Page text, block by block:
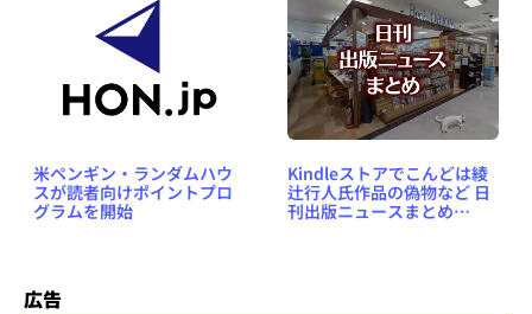
米ペンギン・ランダムハウ
スが読者向けポイントプロ
グラムを開始
Kindleストアでこんどは綾
辻行人氏作品の偽物など 日
刊出版ニュースまとめ
広告